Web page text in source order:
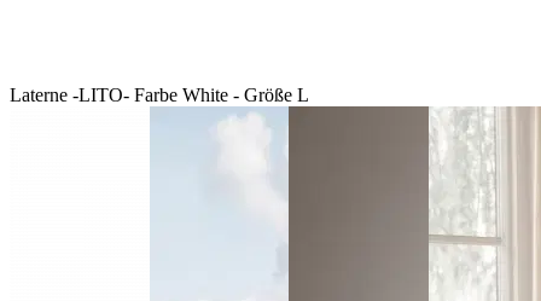
Laterne -LITO- Farbe White - Größe L